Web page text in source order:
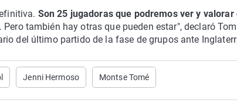
Son 25 jugadoras que podremos ver y valorar
también hay otras que pueden estar", declaró
del último partido de la fase de grupos ante
Jenni Hermoso Montse Tomé